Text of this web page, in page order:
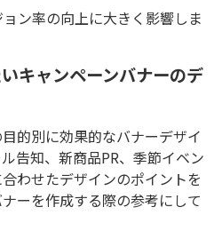
ン率の向上に大きく影響しま
キャンペーンバナーのデ
的別に効果的なバナーデザイ
告知、新商品PR、季節イベン
わせたデザインのポイントを
ーを作成する際の参考にして